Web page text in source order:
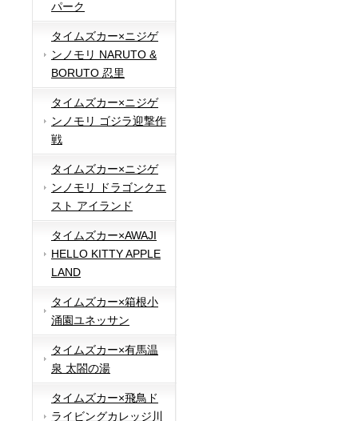
パーク
タイムズカー×ニジゲ
ンノモリ NARUTO &
BORUTO 忍里
タイムズカー×ニジゲ
ンノモリ ゴジラ迎撃作
戦
タイムズカー×ニジゲ
ンノモリ ドラゴンクエ
スト アイランド
タイムズカー×AWAJI
HELLO KITTY APPLE
LAND
タイムズカー×箱根小
涌園ユネッサン
タイムズカー×有馬温
泉 太閤の湯
タイムズカー×飛鳥ド
ライビングカレッジ川